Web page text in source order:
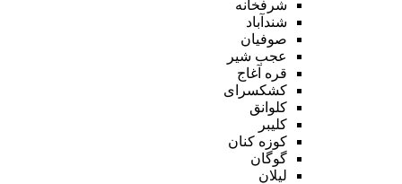
شرفخانه
شندآباد
صوفیان
عجب شیر
قره آغاج
کشکسرای
کلوانق
کلیبر
کوزه کنان
گوگان
لیلان